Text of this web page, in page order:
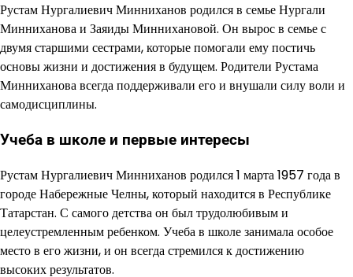
Рустам Нургалиевич Минниханов родился в семье Нургали
Минниханова и Заяиды Миннихановой. Он вырос в семье с
двумя старшими сестрами, которые помогали ему постичь
основы жизни и достижения в будущем. Родители Рустама
Минниханова всегда поддерживали его и внушали силу воли и
самодисциплины.
Учеба в школе и первые интересы
Рустам Нургалиевич Минниханов родился 1 марта 1957 года в
городе Набережные Челны, который находится в Республике
Татарстан. С самого детства он был трудолюбивым и
целеустремленным ребенком. Учеба в школе занимала особое
место в его жизни, и он всегда стремился к достижению
высоких результатов.